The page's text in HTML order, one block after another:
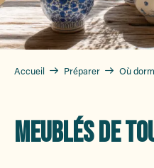
Accueil Préparer Où
MEUBLÉS DE